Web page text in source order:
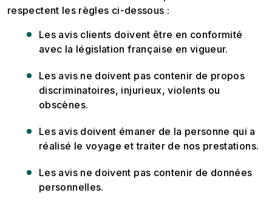
respectent les règles ci-dessous :
Les avis clients doivent être en conformité
avec la législation française en vigueur.
Les avis ne doivent pas contenir de propos
discriminatoires, injurieux, violents ou
obscènes.
Les avis doivent émaner de la personne qui a
réalisé le voyage et traiter de nos prestations.
Les avis ne doivent pas contenir de données
personnelles.